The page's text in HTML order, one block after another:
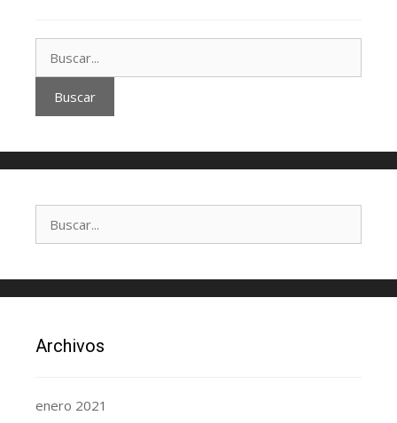
Archivos
enero 2021